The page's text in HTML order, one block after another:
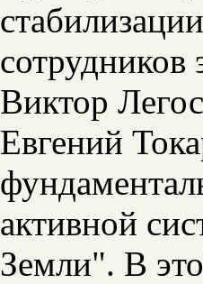
Виктор
Евгений
активной
Земли". В